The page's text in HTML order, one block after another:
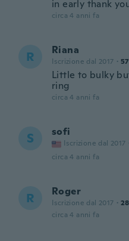
in early thank
circa 4 anni fa
R Riana
Iscrizione dal 2017 · 57
Little to bulky
ring
circa 4 anni fa
S sofi
Iscrizione dal 2017
circa 4 anni fa
R Roger
Iscrizione dal 2017 ·
circa 4 anni fa